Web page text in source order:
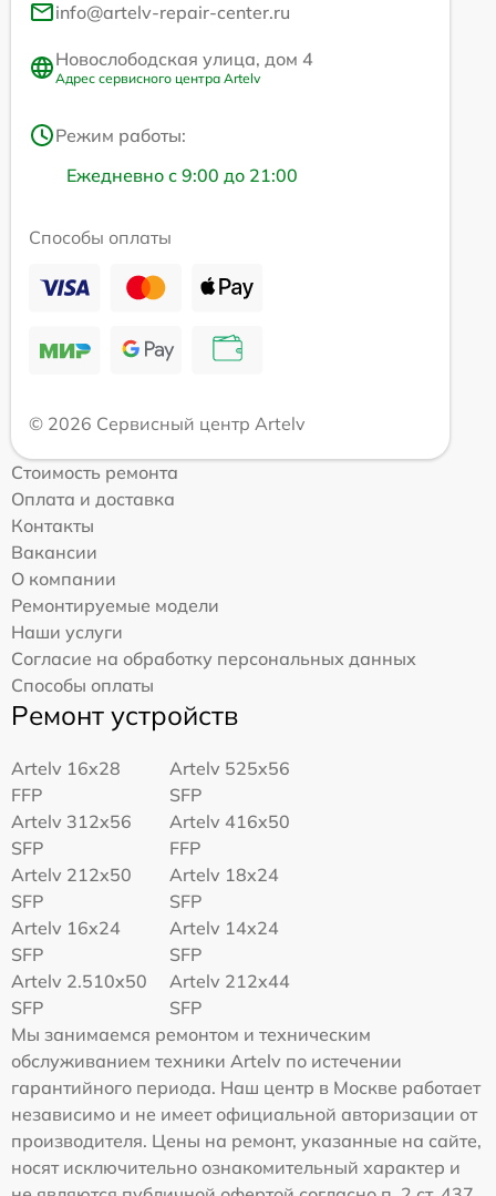
info@artelv-repair-center.ru
Новослободская улица, дом 4
Адрес сервисного центра Artelv
Режим работы:
Ежедневно с 9:00 до 21:00
Способы оплаты
© 2026 Сервисный центр Artelv
Стоимость ремонта
Оплата и доставка
Контакты
Вакансии
О компании
Ремонтируемые модели
Наши услуги
Согласие на обработку персональных данных
Способы оплаты
Ремонт устройств
Artelv 16x28
FFP
Artelv 525x56
SFP
Artelv 312x56
SFP
Artelv 416x50
FFP
Artelv 212x50
SFP
Artelv 18x24
SFP
Artelv 16x24
SFP
Artelv 14x24
SFP
Artelv 2.510x50
SFP
Artelv 212x44
SFP
Мы занимаемся ремонтом и техническим
обслуживанием техники Artelv по истечении
гарантийного периода. Наш центр в Москве работает
независимо и не имеет официальной авторизации от
производителя. Цены на ремонт, указанные на сайте,
носят исключительно ознакомительный характер и